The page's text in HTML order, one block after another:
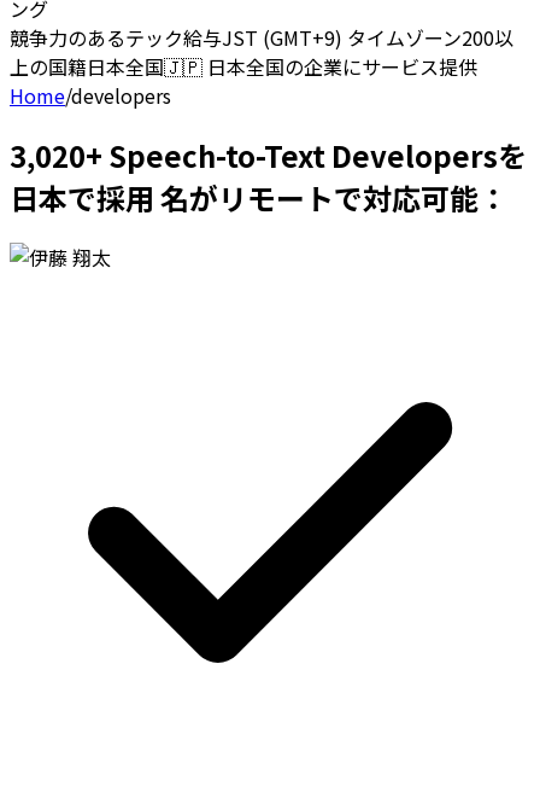
ング
競争力のあるテック給与JST (GMT+9) タイムゾーン200以
上の国籍日本全国🇯🇵 日本全国の企業にサービス提供
Home/developers
3,020+ Speech-to-Text Developersを
日本で採用 名がリモートで対応可能：